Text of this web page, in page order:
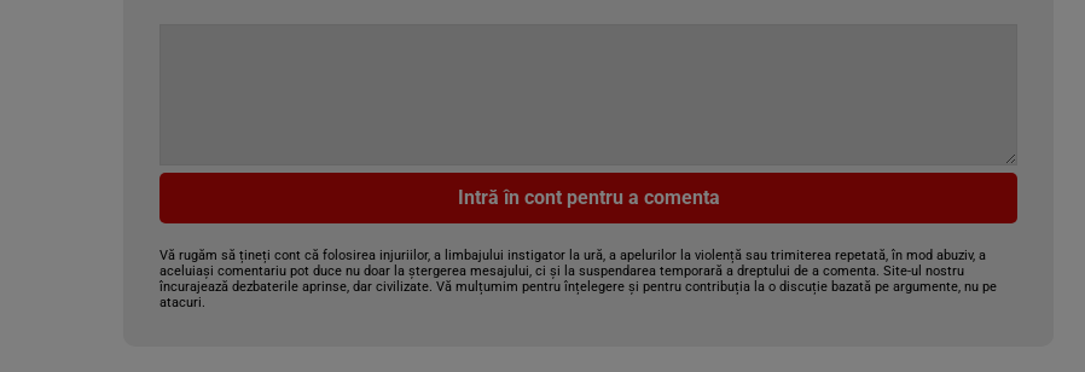
Intră în cont pentru a comenta
Vă rugăm să țineți cont că folosirea injuriilor, a limbajului instigator la ură, a apelurilor la violență sau trimiterea repetată, în mod abuziv, a
aceluiași comentariu pot duce nu doar la ștergerea mesajului, ci și la suspendarea temporară a dreptului de a comenta. Site-ul nostru
încurajează dezbaterile aprinse, dar civilizate. Vă mulțumim pentru înțelegere și pentru contribuția la o discuție bazată pe argumente, nu pe
atacuri.